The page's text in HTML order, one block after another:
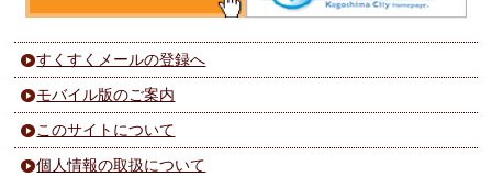
すくすくメールの登録へ
モバイル版のご案内
このサイトについて
個人情報の取扱について